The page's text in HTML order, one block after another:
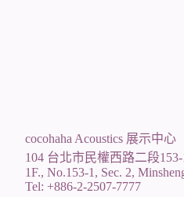
cocohaha Acoustics 展示中心
104 台北市民權西路二段
1F., No.153-1, Sec. 2,
Tel: +886-2-2507-7777